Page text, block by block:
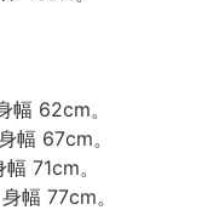
幅 62cm。
幅 67cm。
71cm。
幅 77cm。